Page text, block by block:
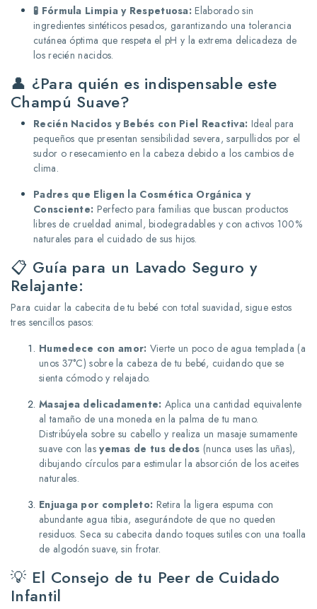
🧪 Fórmula Limpia y Respetuosa: Elaborado sin
ingredientes sintéticos pesados, garantizando una tolerancia
cutánea óptima que respeta el pH y la extrema delicadeza de
los recién nacidos.
👤 ¿Para quién es indispensable este
Champú Suave?
Recién Nacidos y Bebés con Piel Reactiva: Ideal para
pequeños que presentan sensibilidad severa, sarpullidos por el
sudor o resecamiento en la cabeza debido a los cambios de
clima.
Padres que Eligen la Cosmética Orgánica y
Consciente: Perfecto para familias que buscan productos
libres de crueldad animal, biodegradables y con activos 100%
naturales para el cuidado de sus hijos.
📋 Guía para un Lavado Seguro y
Relajante:
Para cuidar la cabecita de tu bebé con total suavidad, sigue estos
tres sencillos pasos:
Humedece con amor: Vierte un poco de agua templada (a
unos 37°C) sobre la cabeza de tu bebé, cuidando que se
sienta cómodo y relajado.
Masajea delicadamente: Aplica una cantidad equivalente
al tamaño de una moneda en la palma de tu mano.
Distribúyela sobre su cabello y realiza un masaje sumamente
suave con lasyemas de tus dedos (nunca uses las uñas),
dibujando círculos para estimular la absorción de los aceites
naturales.
Enjuaga por completo: Retira la ligera espuma con
abundante agua tibia, asegurándote de que no queden
residuos. Seca su cabecita dando toques sutiles con una toalla
de algodón suave, sin frotar.
💡 El Consejo de tu Peer de Cuidado
Infantil